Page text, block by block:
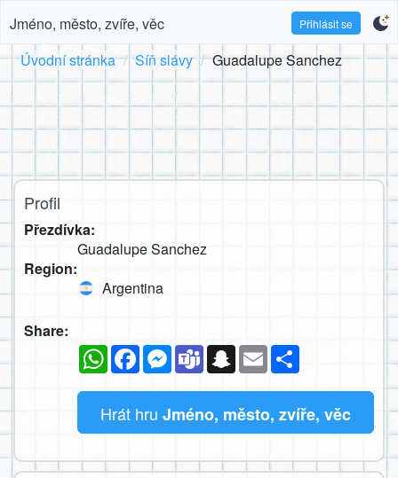
Jméno, město, zvíře, věc Přihlásit se
Úvodní stránka Síň slávy Guadalupe Sanchez
Profil
Přezdívka:
Guadalupe Sanchez
Region:
Argentina
Share:
WhatsAppFacebookMessenger
TeamsSnapchat
Email
Hrát hru Jméno, město, zvíře, věc